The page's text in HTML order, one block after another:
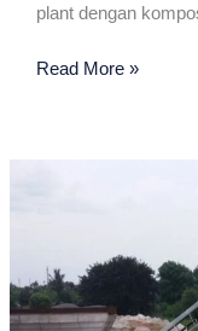
plant dengan
Jayamix
Read More »